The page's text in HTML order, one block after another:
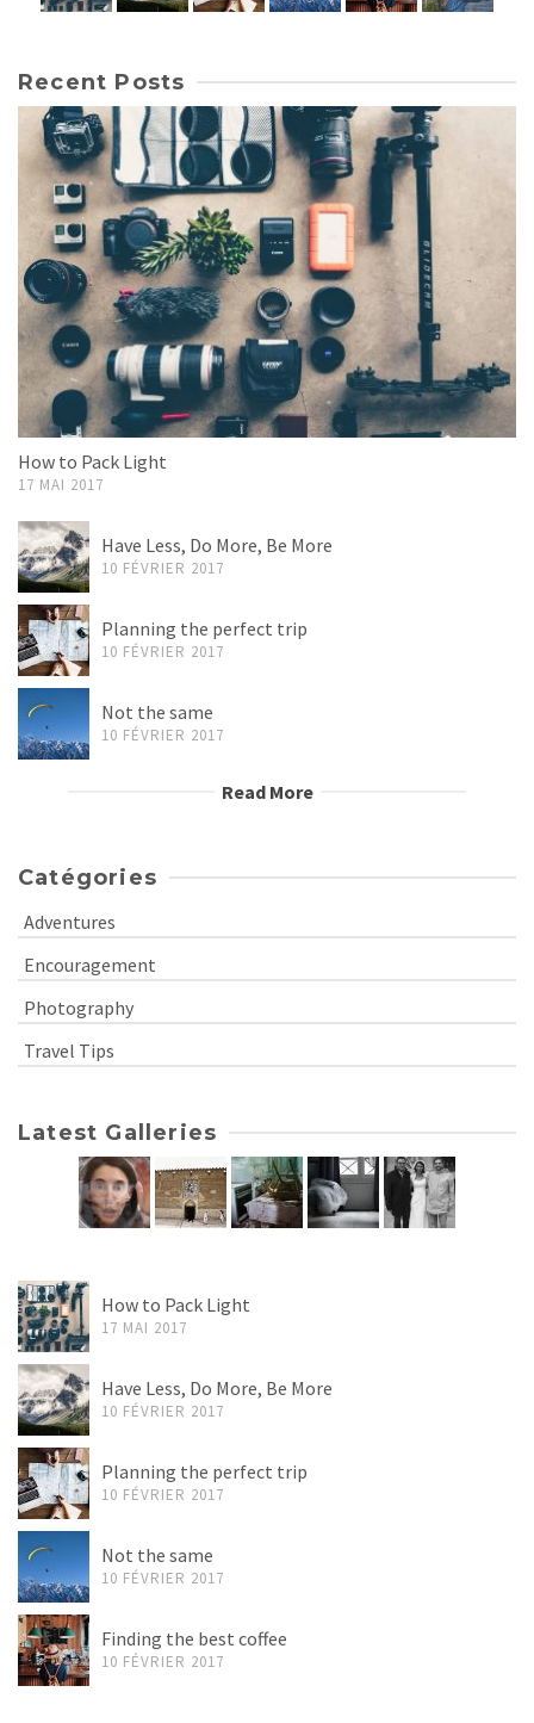
Recent Posts
How to Pack Light
17 MAI 2017
Have Less, Do More, Be More
10 FÉVRIER 2017
Planning the perfect trip
10 FÉVRIER 2017
Not the same
10 FÉVRIER 2017
Read More
Catégories
Adventures
Encouragement
Photography
Travel Tips
Latest Galleries
How to Pack Light
17 MAI 2017
Have Less, Do More, Be More
10 FÉVRIER 2017
Planning the perfect trip
10 FÉVRIER 2017
Not the same
10 FÉVRIER 2017
Finding the best coffee
10 FÉVRIER 2017